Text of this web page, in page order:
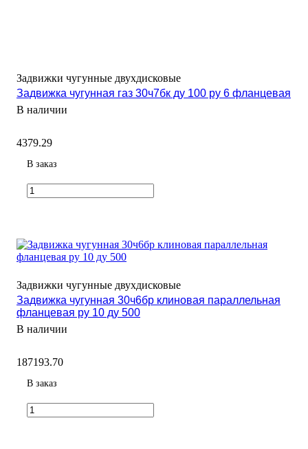
Задвижки чугунные двухдисковые
Задвижка чугунная газ 30ч7бк ду 100 ру 6 фланцевая
В наличии
4379.29
В заказ
Задвижки чугунные двухдисковые
Задвижка чугунная 30ч6бр клиновая параллельная
фланцевая ру 10 ду 500
В наличии
187193.70
В заказ